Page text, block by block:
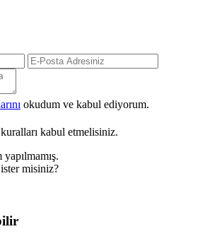
okudum ve kabul ediyorum.
kabul etmelisiniz.
misiniz?